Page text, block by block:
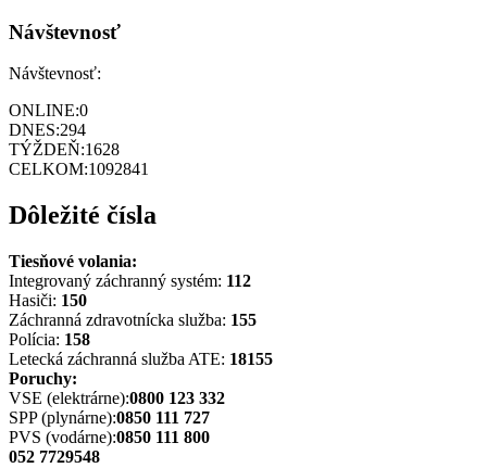
Návštevnosť
Návštevnosť:
ONLINE:0
DNES:294
TÝŽDEŇ:1628
CELKOM:1092841
Dôležité čísla
Tiesňové volania:
Integrovaný záchranný systém: 112
Hasiči: 150
Záchranná zdravotnícka služba: 155
Polícia: 158
Letecká záchranná služba ATE: 18155
Poruchy:
VSE (elektrárne):0800 123 332
SPP (plynárne):0850 111 727
PVS (vodárne):0850 111 800
052 7729548